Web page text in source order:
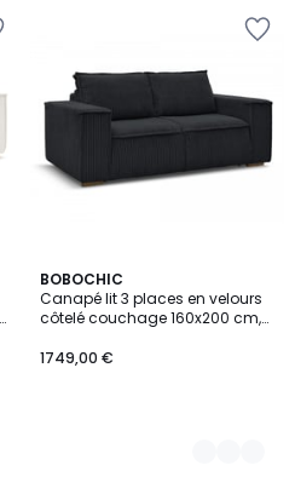
BOBOCHIC
Canapé lit 3 places en velours
côtelé couchage 160x200 cm,
1749,00 €
7
Couleurs